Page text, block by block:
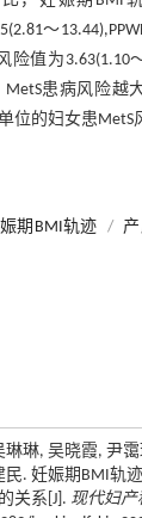
～
险值为3.63(1.10
MetS患病风险越
位的妇女患MetS
期BMI轨迹 /
琳琳, 吴晓霞, 尹
民. 妊娠期BMI轨
关系[J]. 现代妇产